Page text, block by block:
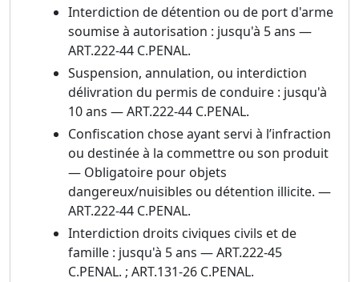
Interdiction de détention ou de port d'arme
soumise à autorisation : jusqu'à 5 ans —
ART.222-44 C.PENAL.
Suspension, annulation, ou interdiction
délivration du permis de conduire : jusqu'à
10 ans — ART.222-44 C.PENAL.
Confiscation chose ayant servi à l’infraction
ou destinée à la commettre ou son produit
— Obligatoire pour objets
dangereux/nuisibles ou détention illicite. —
ART.222-44 C.PENAL.
Interdiction droits civiques civils et de
famille : jusqu'à 5 ans — ART.222-45
C.PENAL. ; ART.131-26 C.PENAL.